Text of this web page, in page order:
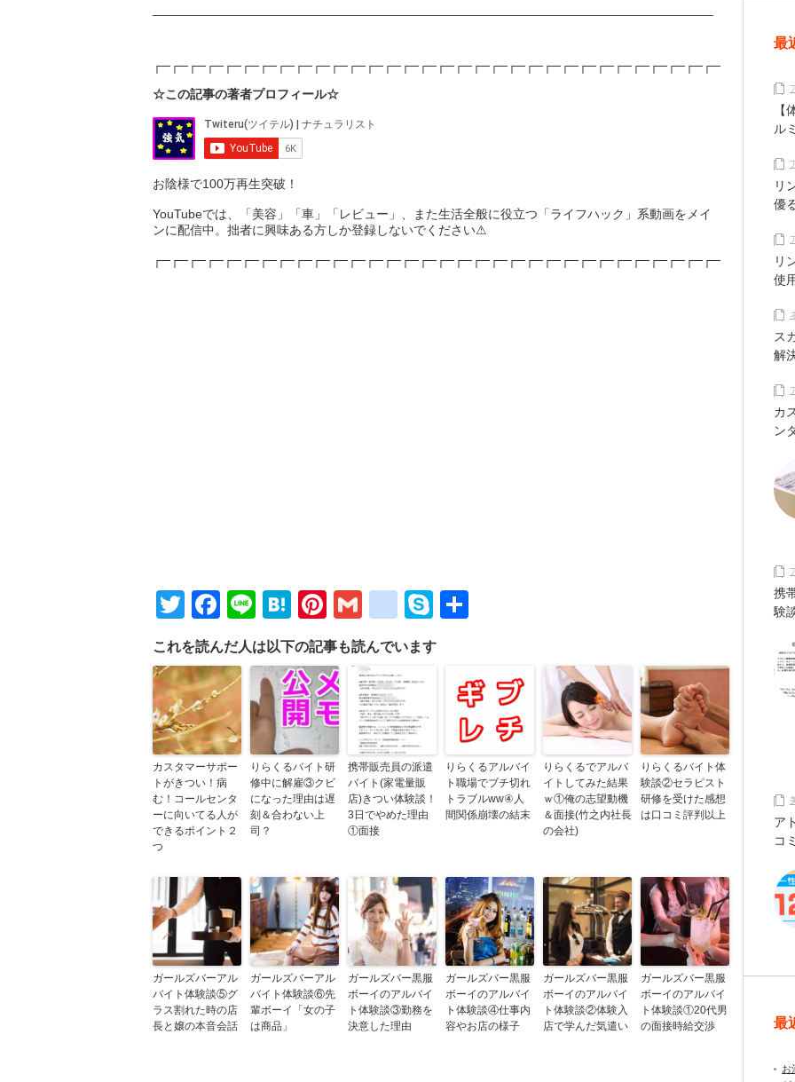
┌─┌─┌─┌─┌─┌─┌─┌─┌─┌─┌─┌─┌─┌─┌─┌─┌─┌─┌─┌─┌─┌─┌─┌─┌─┌─┌─┌─┌─┌─┌─┌─
☆この記事の著者プロフィール☆
お陰様で100万再生突破！
YouTubeでは、「美容」「車」「レビュー」、また生活全般に役立つ「ライフハック」系動画をメイ
ンに配信中。拙者に興味ある方しか登録しないでください⚠
┌─┌─┌─┌─┌─┌─┌─┌─┌─┌─┌─┌─┌─┌─┌─┌─┌─┌─┌─┌─┌─┌─┌─┌─┌─┌─┌─┌─┌─┌─┌─┌─
TwitterFacebook
LineHatenaPinterest
Gmailgoogle_bookmarks
Skype
これを読んだ人は以下の記事も読んでいます
カスタマーサポー
トがきつい！病
む！コールセンタ
ーに向いてる人が
できるポイント２
つ
りらくるバイト研
修中に解雇③クビ
になった理由は遅
刻＆合わない上
司？
携帯販売員の派遣
バイト(家電量販
店)きつい体験談！
3日でやめた理由
①面接
りらくるアルバイ
ト職場でブチ切れ
トラブルww④人
間関係崩壊の結末
りらくるでアルバ
イトしてみた結果
ｗ①俺の志望動機
＆面接(竹之内社長
の会社)
りらくるバイト体
験談②セラピスト
研修を受けた感想
は口コミ評判以上
ガールズバーアル
バイト体験談⑤グ
ラス割れた時の店
長と嬢の本音会話
ガールズバーアル
バイト体験談⑥先
輩ボーイ「女の子
は商品」
ガールズバー黒服
ボーイのアルバイ
ト体験談③勤務を
決意した理由
ガールズバー黒服
ボーイのアルバイ
ト体験談④仕事内
容やお店の様子
ガールズバー黒服
ボーイのアルバイ
ト体験談②体験入
店で学んだ気遣い
ガールズバー黒服
ボーイのアルバイ
ト体験談①20代男
の面接時給交渉
最
ル
リ
優
リ
使
ス
解
カ
ン
携
験
ア
コ
最
お